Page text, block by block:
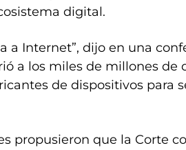
digital.
a Internet”, dijo en una
a los miles de millones de
de dispositivos para
propusieron que la Corte